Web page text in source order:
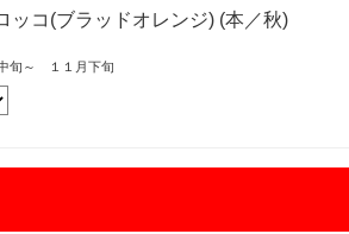
ッコ(ブラッドオレンジ) (本／秋)
旬～ １１月下旬